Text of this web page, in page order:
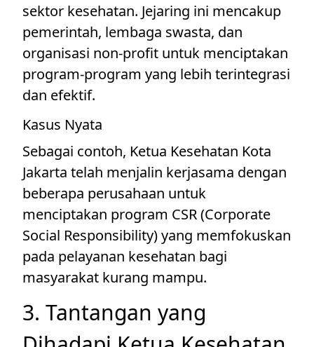
sektor kesehatan. Jejaring ini mencakup
pemerintah, lembaga swasta, dan
organisasi non-profit untuk menciptakan
program-program yang lebih terintegrasi
dan efektif.
Kasus Nyata
Sebagai contoh, Ketua Kesehatan Kota
Jakarta telah menjalin kerjasama dengan
beberapa perusahaan untuk
menciptakan program CSR (Corporate
Social Responsibility) yang memfokuskan
pada pelayanan kesehatan bagi
masyarakat kurang mampu.
3. Tantangan yang